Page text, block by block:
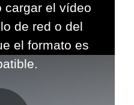
cargar el vídeo
de red o del
el formato es